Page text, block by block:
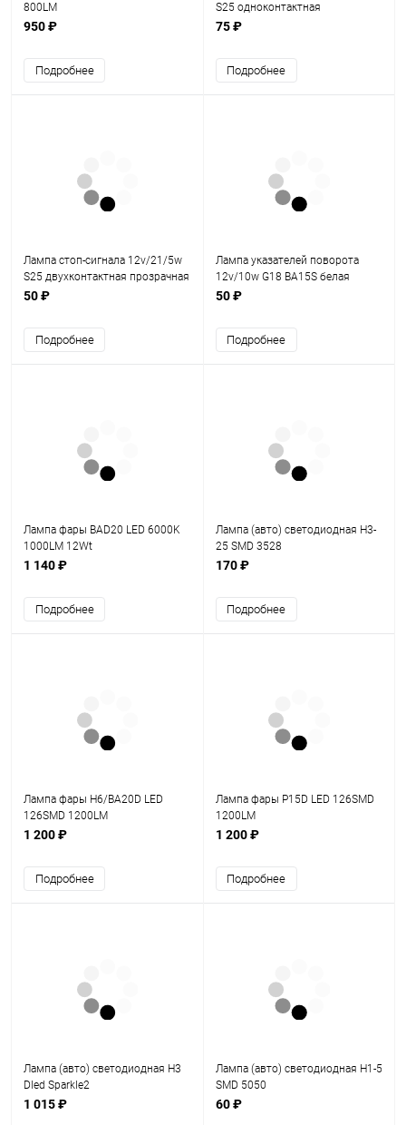
800LM
950 ₽
Подробнее
S25 одноконтактная
75 ₽
Подробнее
Лампа стоп-сигнала 12v/21/5w
S25 двухконтактная прозрачная
FDF
50 ₽
Подробнее
Лампа указателей поворота
12v/10w G18 ВА15S белая
50 ₽
Подробнее
Лампа фары BAD20 LED 6000K
1000LM 12Wt
1 140 ₽
Подробнее
Лампа (авто) светодиодная Н3-
25 SMD 3528
170 ₽
Подробнее
Лампа фары H6/BA20D LED
126SMD 1200LM
1 200 ₽
Подробнее
Лампа фары P15D LED 126SMD
1200LM
1 200 ₽
Подробнее
Лампа (авто) светодиодная Н3
Dled Sparkle2
1 015 ₽
Лампа (авто) светодиодная Н1-5
SMD 5050
60 ₽